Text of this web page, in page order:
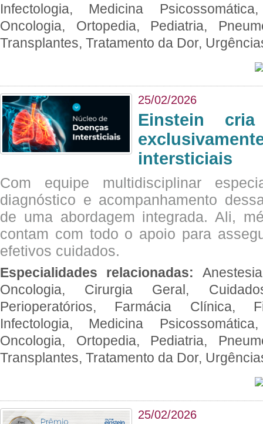
Infectologia, Medicina
Oncologia, Ortopedia, Pediatria,
Transplantes, Tratamento da Dor,
25/02/2026
Einstein
intersticiais
Com equipe multidisciplinar
diagnóstico e acompanhamento
de uma abordagem integrada. Ali,
contam com todo o apoio para
efetivos cuidados.
Especialidades relacionadas:
Oncologia, Cirurgia Geral,
Perioperatórios, Farmácia Clínica,
Infectologia, Medicina
Oncologia, Ortopedia, Pediatria,
Transplantes, Tratamento da Dor,
25/02/2026